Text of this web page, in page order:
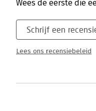
Wees de eerste die
Schrijf een
Lees ons recensiebeleid